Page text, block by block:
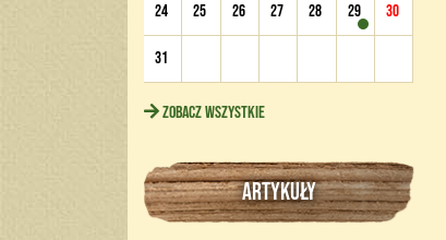
24 25 26 27 28 29 30
31
Zobacz wszystkie
ARTYKUŁY